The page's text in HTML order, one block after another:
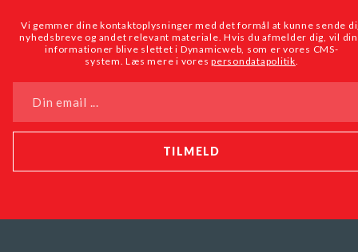
Vi gemmer dine kontaktoplysninger med det formål at kunne sende
nyhedsbreve og andet relevant materiale. Hvis du afmelder dig, vil
informationer blive slettet i Dynamicweb, som er vores CMS-
system. Læs mere i vorespersondatapolitik.
Din email ...